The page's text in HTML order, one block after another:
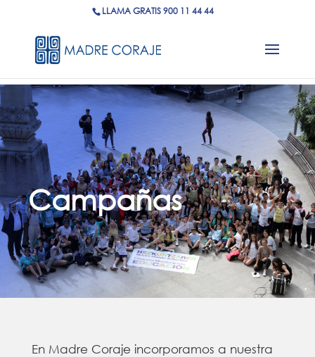
LLAMA GRATIS 900 11 44 44
Inicio
Campañas
En Madre Coraje incorporamos a nuestra